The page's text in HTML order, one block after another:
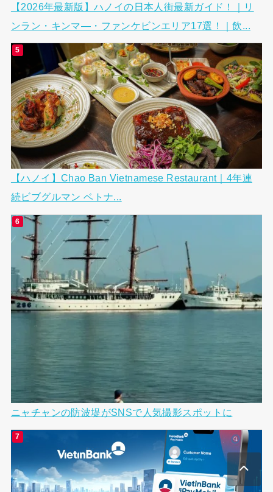
【2026年最新版】ハノイの日本人街最新ガイド！｜リ
ンラン・キンマ―・ファンケビンエリア17選！｜飲...
【ハノイ】Chao Ban Vietnamese Restaurant｜4年連
続ビブグルマン ベトナ...
ニャチャンの防波堤がSNSで人気撮影スポットに